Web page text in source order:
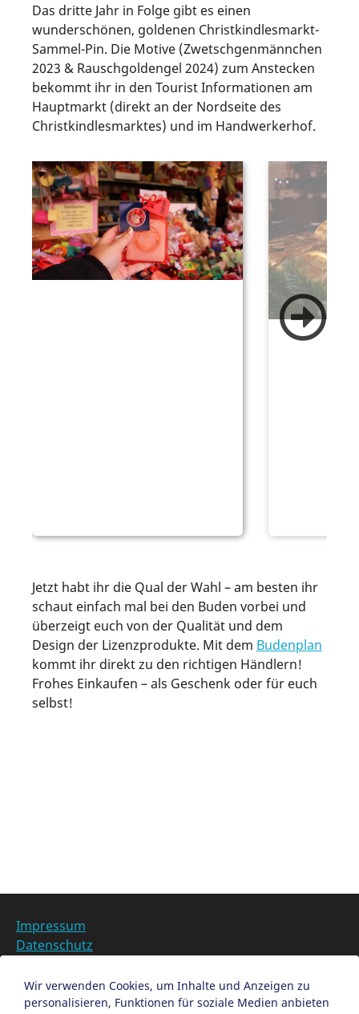
Das dritte Jahr in Folge gibt es einen
wunderschönen, goldenen Christkindlesmarkt-
Sammel-Pin. Die Motive (Zwetschgenmännchen
2023 & Rauschgoldengel 2024) zum Anstecken
bekommt ihr in den Tourist Informationen am
Hauptmarkt (direkt an der Nordseite des
Christkindlesmarktes) und im Handwerkerhof.
Jetzt habt ihr die Qual der Wahl – am besten ihr
schaut einfach mal bei den Buden vorbei und
überzeigt euch von der Qualität und dem
Design der Lizenzprodukte. Mit dem Budenplan
kommt ihr direkt zu den richtigen Händlern!
Frohes Einkaufen – als Geschenk oder für euch
selbst!
Impressum
Datenschutz
Datenschutzeinstellungen anpassen
Wir verwenden Cookies, um Inhalte und Anzeigen zu
personalisieren, Funktionen für soziale Medien anbieten